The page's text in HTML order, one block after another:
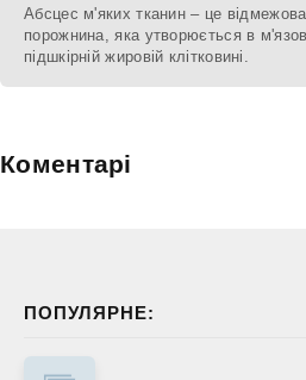
ПОПУЛЯРНЕ:
Абсцес м'яких тканин – це
порожнина, яка утворюється в
підшкірній жировій клітковині.
Коментарі